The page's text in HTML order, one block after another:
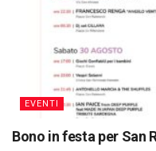
EVENTI
Bono in festa per San